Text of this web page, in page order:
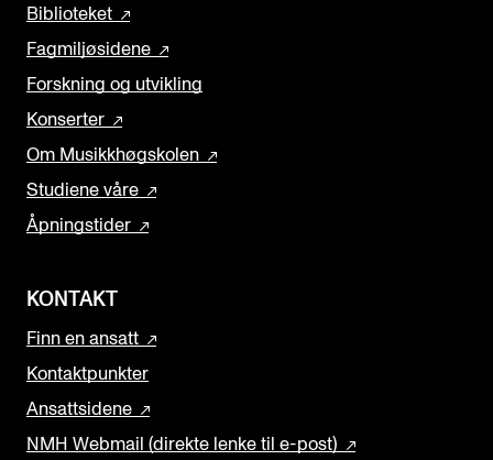
Biblioteket
Fagmiljøsidene
Forskning og utvikling
Konserter
Om Musikkhøgskolen
Studiene våre
Åpningstider
KONTAKT
Finn en ansatt
Kontaktpunkter
Ansattsidene
NMH Webmail (direkte lenke til e-post)